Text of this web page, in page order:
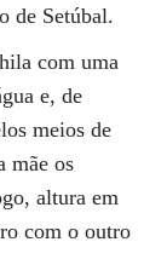
de Setúbal.
com uma
e, de
meios de
mãe os
altura em
com o outro